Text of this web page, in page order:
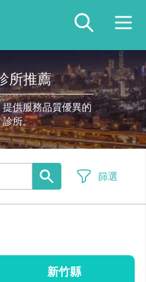
所推薦
供服務品質優異的
診所。
篩選
新竹縣